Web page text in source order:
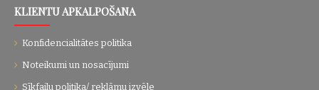
KLIENTU APKALPOŠANA
Konfidencialitātes politika
Noteikumi un nosacījumi
Sīkfailu politika/ reklāmu izvēle